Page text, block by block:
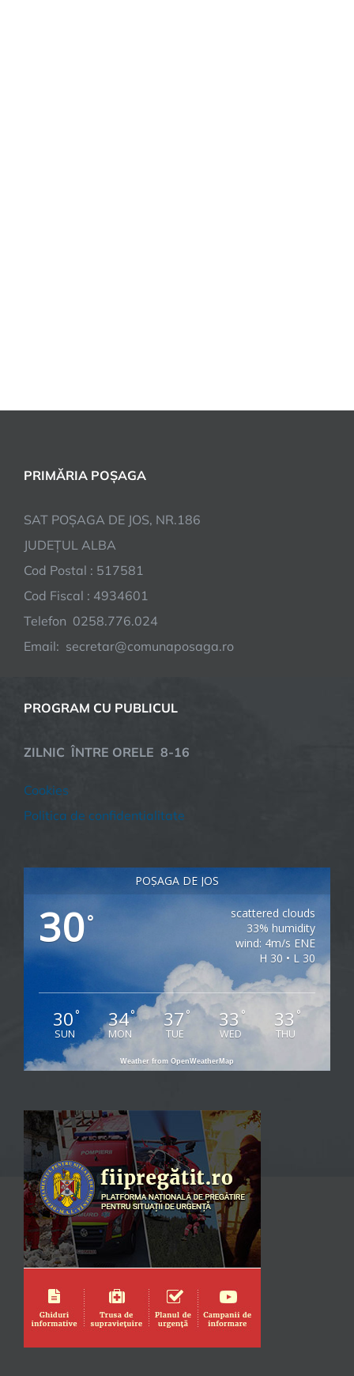
PRIMĂRIA POȘAGA
SAT POȘAGA DE JOS, NR.186
JUDEȚUL ALBA
Cod Postal : 517581
Cod Fiscal : 4934601
Telefon 0258.776.024
Email: secretar@comunaposaga.ro
PROGRAM CU PUBLICUL
ZILNIC ÎNTRE ORELE 8-16
Cookies
Politica de confidentialitate
POȘAGA DE JOS
30°
scattered clouds
33% humidity
wind: 4m/s ENE
H 30 • L 30
30°
SUN
34°
MON
37°
TUE
33 °
WED
33 °
THU
Weather from OpenWeatherMap